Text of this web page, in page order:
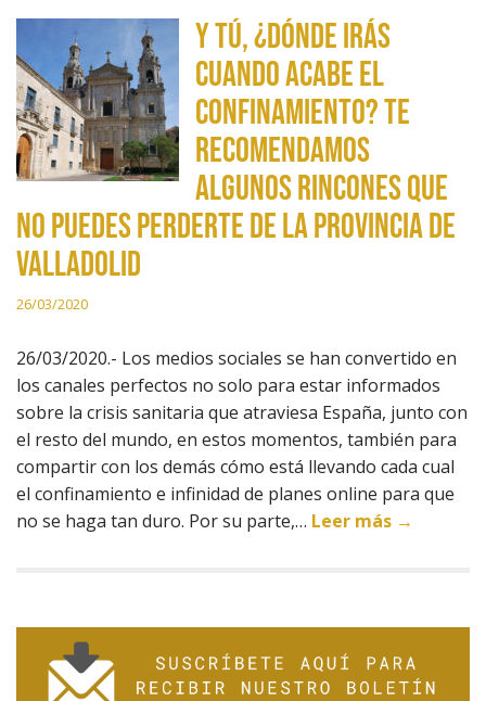
Y tú, ¿dónde irás
cuando acabe el
confinamiento? Te
recomendamos
algunos rincones que
no puedes perderte de la provincia de
Valladolid
26/03/2020
26/03/2020.- Los medios sociales se han convertido en
los canales perfectos no solo para estar informados
sobre la crisis sanitaria que atraviesa España, junto con
el resto del mundo, en estos momentos, también para
compartir con los demás cómo está llevando cada cual
el confinamiento e infinidad de planes online para que
no se haga tan duro. Por su parte,… Leer más →